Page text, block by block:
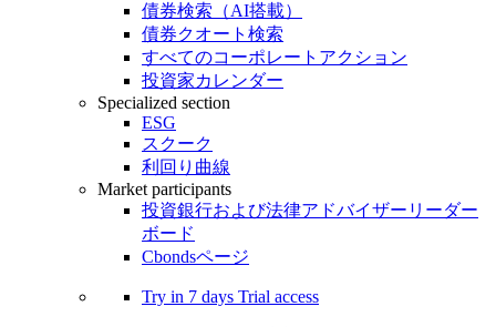
債券検索（AI搭載）
債券クオート検索
すべてのコーポレートアクション
投資家カレンダー
Specialized section
ESG
スクーク
利回り曲線
Market participants
投資銀行および法律アドバイザーリーダー
ボード
Cbondsページ
Try in 7 days Trial access